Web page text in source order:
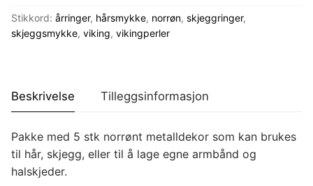
Stikkord: årringer, hårsmykke, norrøn, skjeggringer,
skjeggsmykke, viking, vikingperler
Beskrivelse Tilleggsinformasjon
Pakke med 5 stk norrønt metalldekor som kan brukes
til hår, skjegg, eller til å lage egne armbånd og
halskjeder.